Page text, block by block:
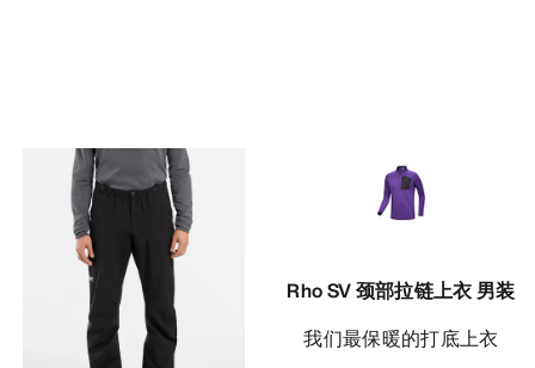
Rho SV 颈部拉链上衣 男装
我们最保暖的打底上衣